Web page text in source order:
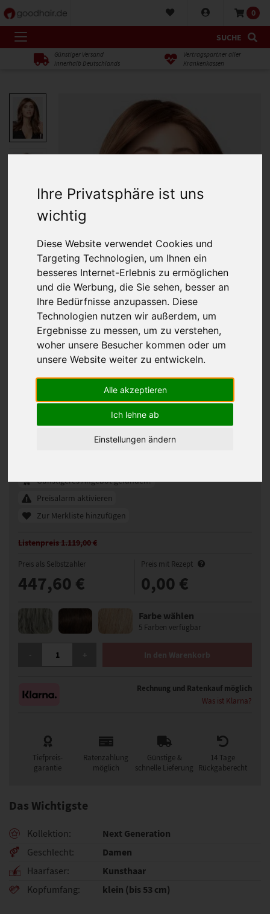
Ihre Privatsphäre ist uns
wichtig
Diese Website verwendet Cookies und
Targeting Technologien, um Ihnen ein
besseres Internet-Erlebnis zu ermöglichen
und die Werbung, die Sie sehen, besser an
Ihre Bedürfnisse anzupassen. Diese
Technologien nutzen wir außerdem, um
Ergebnisse zu messen, um zu verstehen,
woher unsere Besucher kommen oder um
unsere Website weiter zu entwickeln.
Alle akzeptieren
Ich lehne ab
Einstellungen ändern
0
SUCHE
Günstiger Versand
innerhalb Deutschlands
Vertragspartner aller
Krankenkassen
Gisela Mayer Maro Mono Lace Small
Perücke
Günstigeres Angebot gefunden?
Preisalarm aktivieren
Zur Merkliste hinzufügen
Listenpreis 1.119,00 €
Preis als Selbstzahler
447,60 €
Preis mit Rezept
0,00 €
Farbe wählen
5 Farben verfügbar
In den Warenkorb
Rechnung und Ratenkauf möglich
Was ist Klarna?
Tiefpreis-
garantie
Ratenzahlung
möglich
Günstige &
schnelle Lieferung
14 Tage
Rückgaberecht
Das Wichtigste
Kollektion Next Generation
Geschlecht Damen
Haarfaser Kunsthaar
Kopfumfang klein (bis 53 cm)